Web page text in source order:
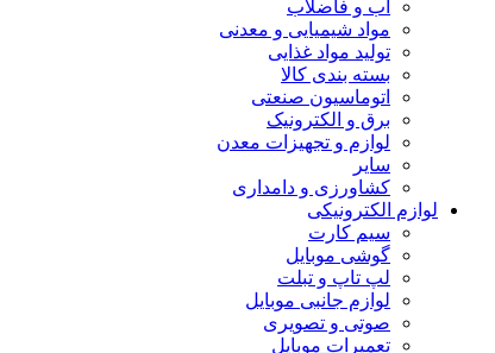
آب و فاضلاب
مواد شیمیایی و معدنی
تولید مواد غذایی
بسته بندی کالا
اتوماسیون صنعتی
برق و الکترونیک
لوازم و تجهیزات معدن
سایر
کشاورزی و دامداری
لوازم الکترونیکی
سیم کارت
گوشی موبایل
لپ تاپ و تبلت
لوازم جانبی موبایل
صوتی و تصویری
تعمیرات موبایل